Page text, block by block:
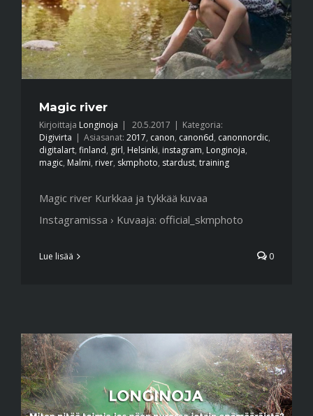
Magic river
Kirjoittaja Longinoja | 20.5.2017 | Kategoria:
Digivirta | Asiasanat: 2017, canon, canon6d, canonnordic,
digitalart, finland, girl, Helsinki, instagram, Longinoja,
magic, Malmi, river, skmphoto, stardust, training
Magic river Kurkkaa ja tykkää kuvaa
Instagramissa › Kuvaaja: official_skmphoto
Lue lisää 0